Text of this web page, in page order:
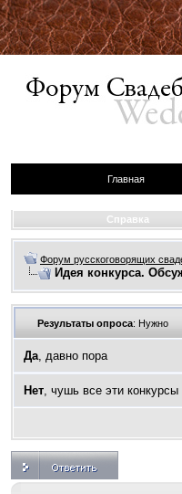
Главная
Справка
Форум русскоговорящих
Идея конкурса.
Результаты опроса: Нужно
Да, давно пора
Нет, чушь все эти конкурсы